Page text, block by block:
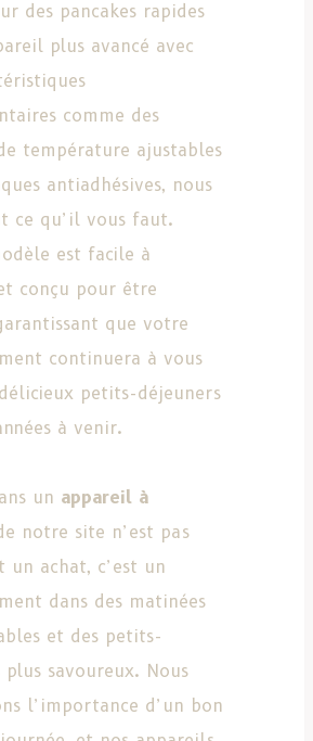
des pancakes rapides
plus avancé avec
comme des
température ajustables
antiadhésives, nous
ce qu’il vous faut.
est facile à
conçu pour être
que votre
continuera à vous
petits-déjeuners
à venir.
un appareil à
notre site n’est pas
un achat, c’est un
dans des matinées
et des petits-
plus savoureux. Nous
l’importance d’un bon